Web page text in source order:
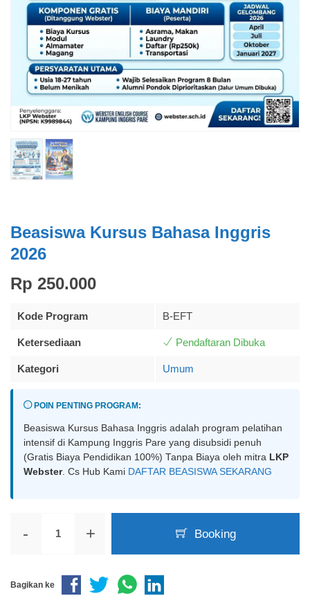
Beasiswa Kursus Bahasa Inggris
2026
Rp 250.000
Kode Program B-EFT
Ketersediaan Pendaftaran Dibuka
Kategori Umum
POIN PENTING PROGRAM:
Beasiswa Kursus Bahasa Inggris adalah program pelatihan
intensif di Kampung Inggris Pare yang disubsidi penuh
(Gratis Biaya Pendidikan 100%) Tanpa Biaya oleh mitra LKP
Webster. Cs Hub Kami DAFTAR BEASISWA SEKARANG
- + Booking
Bagikan ke